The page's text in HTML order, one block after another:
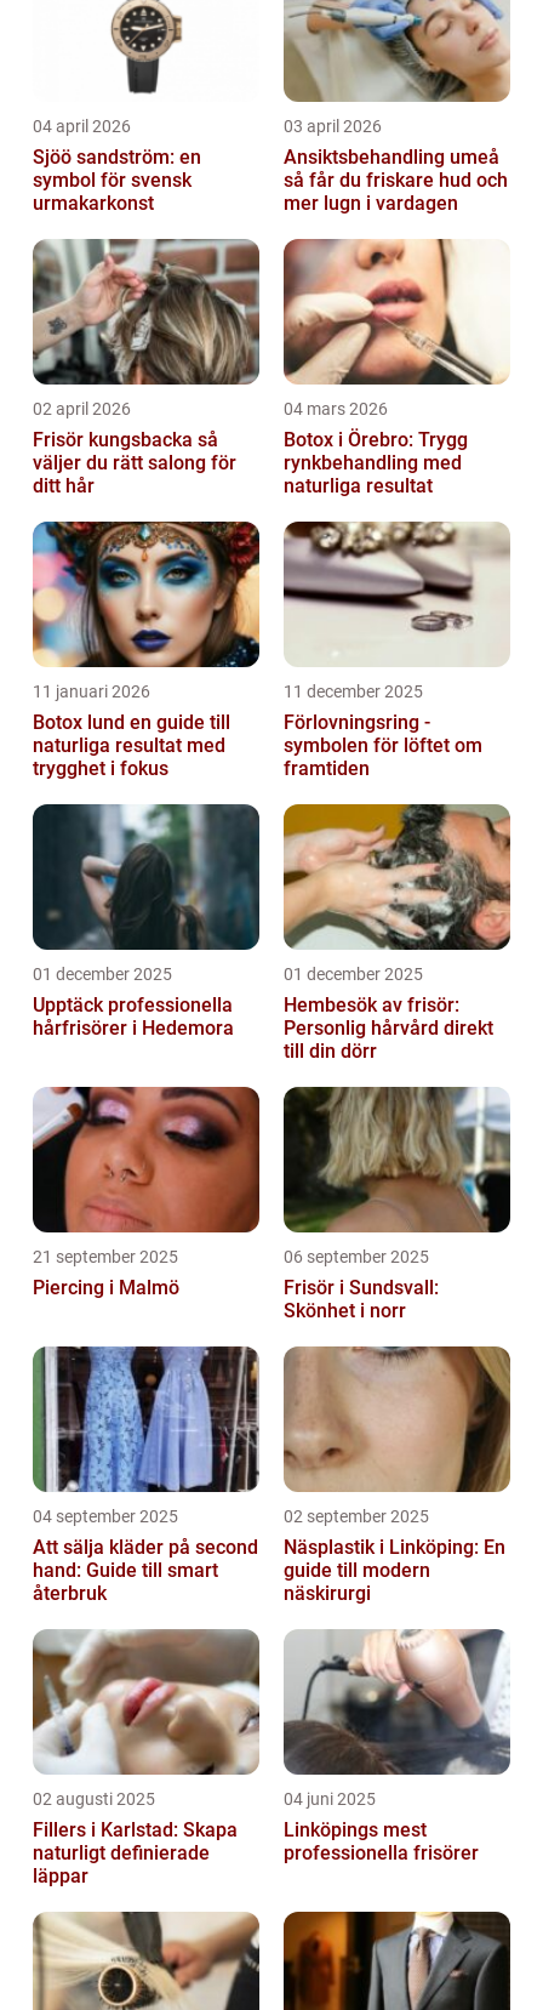
04 april 2026
Sjöö sandström: en
symbol för svensk
urmakarkonst
03 april 2026
Ansiktsbehandling umeå
så får du friskare hud och
mer lugn i vardagen
02 april 2026
Frisör kungsbacka så
väljer du rätt salong för
ditt hår
04 mars 2026
Botox i Örebro: Trygg
rynkbehandling med
naturliga resultat
11 januari 2026
Botox lund en guide till
naturliga resultat med
trygghet i fokus
11 december 2025
Förlovningsring -
symbolen för löftet om
framtiden
01 december 2025
Upptäck professionella
hårfrisörer i Hedemora
01 december 2025
Hembesök av frisör:
Personlig hårvård direkt
till din dörr
21 september 2025
Piercing i Malmö
06 september 2025
Frisör i Sundsvall:
Skönhet i norr
04 september 2025
Att sälja kläder på second
hand: Guide till smart
återbruk
02 september 2025
Näsplastik i Linköping: En
guide till modern
näskirurgi
02 augusti 2025
Fillers i Karlstad: Skapa
naturligt definierade
läppar
04 juni 2025
Linköpings mest
professionella frisörer